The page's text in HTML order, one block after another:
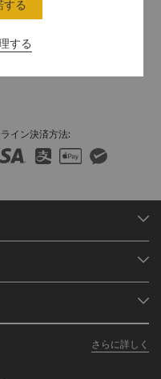
す。
、18時までのレイトチェック
イン決済方法:
さらに詳しく
する
する